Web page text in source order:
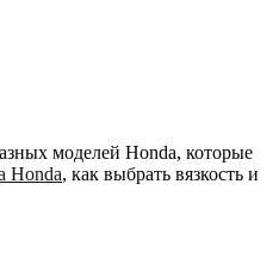
моделей Honda, которые
Honda, как выбрать вязкость и